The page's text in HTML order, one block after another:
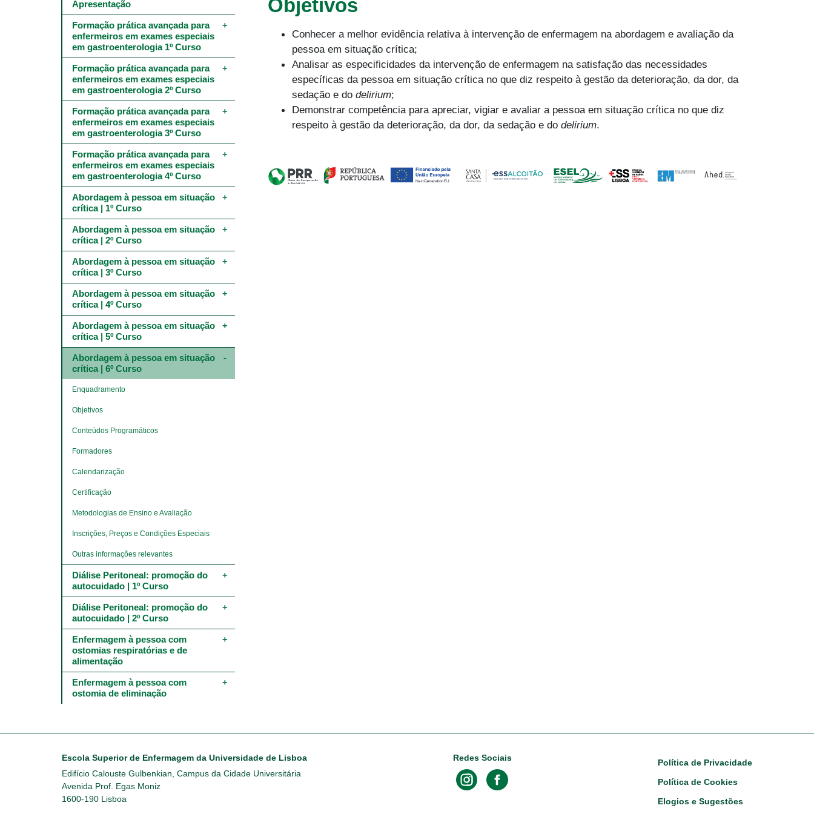
Objetivos
Conhecer a melhor evidência relativa à intervenção de enfermagem na abordagem e avaliação da
pessoa em situação crítica;
Analisar as especificidades da intervenção de enfermagem na satisfação das necessidades
específicas da pessoa em situação crítica no que diz respeito à gestão da deterioração, da dor, da
sedação e do delirium;
Demonstrar competência para apreciar, vigiar e avaliar a pessoa em situação crítica no que diz
respeito à gestão da deterioração, da dor, da sedação e do delirium.
navigation
5º
níveis
Apresentação
Formação prática avançada para
enfermeiros em exames especiais
em gastroenterologia 1º Curso
Formação prática avançada para
enfermeiros em exames especiais
em gastroenterologia 2º Curso
Formação prática avançada para
enfermeiros em exames especiais
em gastroenterologia 3º Curso
Formação prática avançada para
enfermeiros em exames especiais
em gastroenterologia 4º Curso
Abordagem à pessoa em situação
crítica | 1º Curso
Abordagem à pessoa em situação
crítica | 2º Curso
Abordagem à pessoa em situação
crítica | 3º Curso
Abordagem à pessoa em situação
crítica | 4º Curso
Abordagem à pessoa em situação
crítica | 5º Curso
Abordagem à pessoa em situação
crítica | 6º Curso
Enquadramento
Objetivos
Conteúdos Programáticos
Formadores
Calendarização
Certificação
Metodologias de Ensino e Avaliação
Inscrições, Preços e Condições Especiais
Outras informações relevantes
Diálise Peritoneal: promoção do
autocuidado | 1º Curso
Diálise Peritoneal: promoção do
autocuidado | 2º Curso
Enfermagem à pessoa com
ostomias respiratórias e de
alimentação
Enfermagem à pessoa com
ostomia de eliminação
Escola Superior de Enfermagem da Universidade de Lisboa
Edifício Calouste Gulbenkian, Campus da Cidade Universitária
Avenida Prof. Egas Moniz
1600-190 Lisboa
Redes Sociais Footer
Política de Privacidade
Política de Cookies
Elogios e Sugestões